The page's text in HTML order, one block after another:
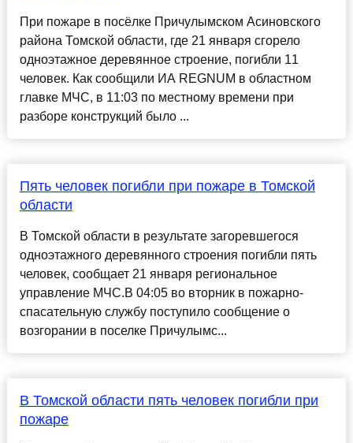
При пожаре в посёлке Причулымском Асиновского
района Томской области, где 21 января сгорело
одноэтажное деревянное строение, погибли 11
человек. Как сообщили ИА REGNUM в областном
главке МЧС, в 11:03 по местному времени при
разборе конструкций было ...
Пять человек погибли при пожаре в Томской
области
В Томской области в результате загоревшегося
одноэтажного деревянного строения погибли пять
человек, сообщает 21 января региональное
управление МЧС.В 04:05 во вторник в пожарно-
спасательную службу поступило сообщение о
возгорании в поселке Причулымс...
В Томской области пять человек погибли при
пожаре